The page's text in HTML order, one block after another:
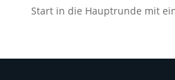
Start in die Hauptrunde mit